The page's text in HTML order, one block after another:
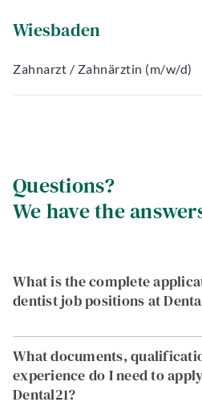
Wiesbaden
Zahnarzt / Zahnärztin (m/w/d)
Questions?
We have the
What is the complete
dentist job positions at
What documents,
experience do I need to
Dental21?